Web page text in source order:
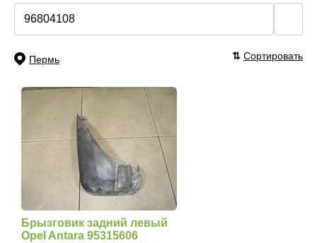
Пермь ⇅ Сортировать
Брызговик задний левый
Opel Antara 95315606